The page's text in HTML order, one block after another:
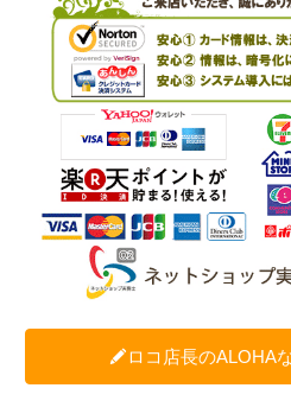
ロコ店長のALOHA